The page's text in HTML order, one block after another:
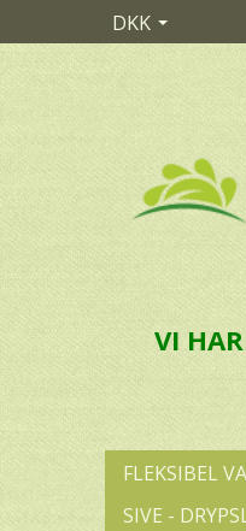
DKK
VI
FLEKSIBEL
SIVE -